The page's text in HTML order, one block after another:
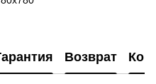
Возврат